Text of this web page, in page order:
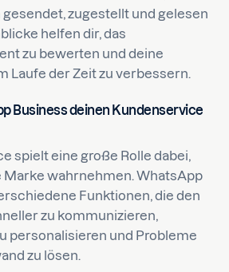
zugestellt und gelesen
helfen dir, das
zu bewerten und deine
Laufe der Zeit zu verbessern.
Business deinen Kundenservice
spielt eine große Rolle dabei,
Marke wahrnehmen. WhatsApp
Funktionen, die den
zu kommunizieren,
personalisieren und Probleme
zu lösen.